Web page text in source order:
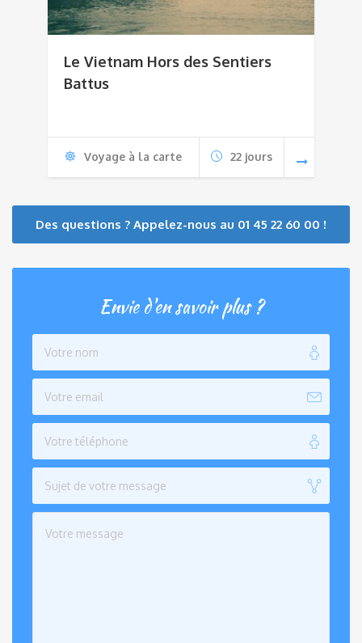
Le Vietnam Hors des Sentiers
Battus
Voyage à la carte 22 jours
Des questions ? Appelez-nous au 01 45 22 60 00 !
Envie d'en savoir plus ?